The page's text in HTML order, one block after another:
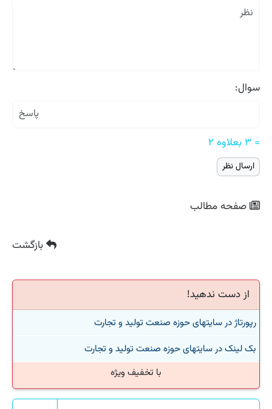
سوال:
= ۳ بعلاوه ۲
صفحه مطالب
بازگشت
از دست ندهید!
رپورتاژ در سایتهای حوزه صنعت تولید و تجارت
بک لینک در سایتهای حوزه صنعت تولید و تجارت
با تخفیف ویژه